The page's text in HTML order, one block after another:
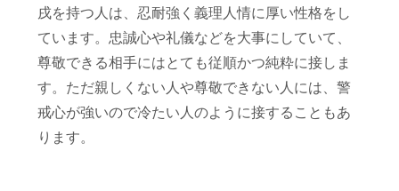
戌を持つ人は、忍耐強く義理人情に厚い性格をし
ています。忠誠心や礼儀などを大事にしていて、
尊敬できる相手にはとても従順かつ純粋に接しま
す。ただ親しくない人や尊敬できない人には、警
戒心が強いので冷たい人のように接することもあ
ります。